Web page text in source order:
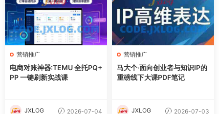
营销推广
电商对账神器:TEMU 全托PQ+
PP 一键刷新实战课
JXLOG 2026-07-04
营销推广
马大个·面向创业者与知识IP的
重磅线下大课PDF笔记
JXLOG 2026-07-03